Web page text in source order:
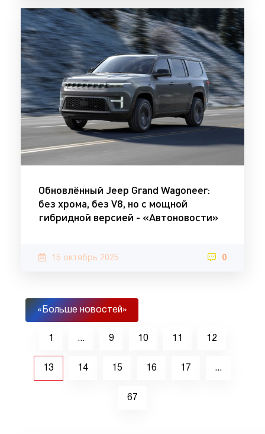
Обновлённый Jeep Grand Wagoneer:
без хрома, без V8, но с мощной
гибридной версией - «Автоновости»
15 октябрь 2025 0
«Больше новостей»
1 ... 9 10 11 12
13 14 15 16 17 ...
67